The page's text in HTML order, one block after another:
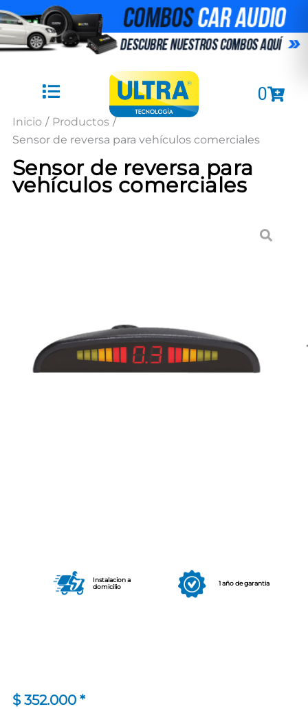
Ir
al
contenido
0
Cart
Inicio / Productos /
Sensor de reversa para vehículos comerciales
Sensor de reversa para
vehículos comerciales
Instalacion a
domicilio
1 año de garantia
$352.000*